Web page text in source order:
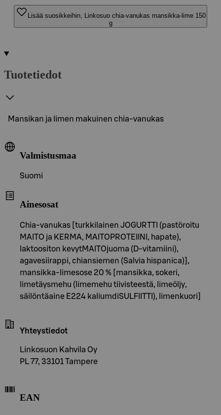
Lisää suosikkeihin, Linkosuo chia-vanukas mansikka-lime 150
g
Tuotetiedot
Mansikan ja limen makuinen chia-vanukas
Valmistusmaa
Suomi
Ainesosat
Chia-vanukas [turkkilainen JOGURTTI (pastöroitu
MAITO ja KERMA, MAITOPROTEIINI, hapate),
laktoositon kevytMAITOjuoma (D-vitamiini),
agavesiirappi, chiansiemen (Salvia hispanica)],
mansikka-limesose 20 % [mansikka, sokeri,
limetäysmehu (limemehu tiivisteestä, limeöljy,
säilöntäaine E224 kaliumdiSULFIITTI), limenkuori]
Yhteystiedot
Linkosuon Kahvila Oy
PL 77, 33101 Tampere
EAN